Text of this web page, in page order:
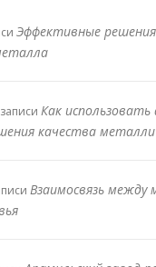
Эффективные
Как
качества
Взаимосвязь